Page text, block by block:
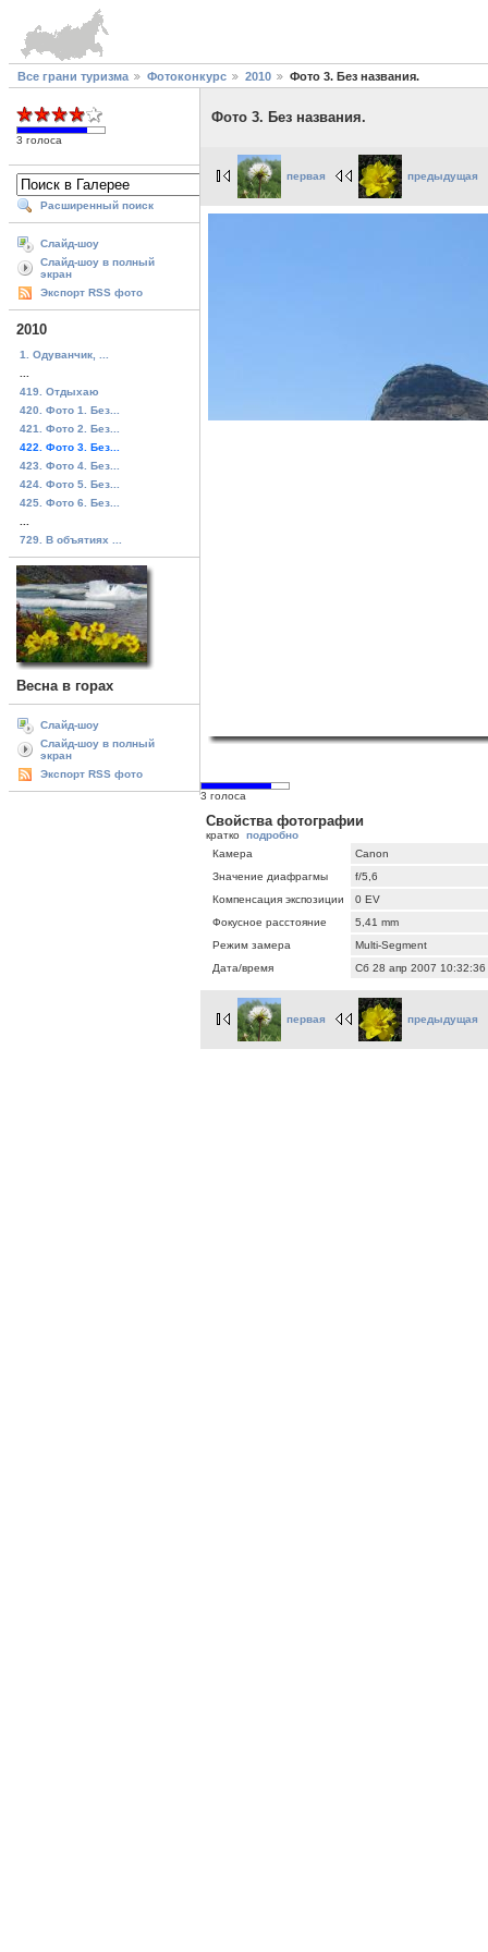
Все грани туризма Фотоконкурс 2010 Фото 3. Без названия.
3 голоса
Расширенный поиск
Слайд-шоу
Слайд-шоу в полный
экран
Экспорт RSS фото
2010
1. Одуванчик, ...
419. Отдыхаю
420. Фото 1. Без...
421. Фото 2. Без...
422. Фото 3. Без...
423. Фото 4. Без...
424. Фото 5. Без...
425. Фото 6. Без...
729. В объятиях ...
Весна в горах
Слайд-шоу
Слайд-шоу в полный
экран
Экспорт RSS фото
Фото 3. Без названия.
первая предыдущая
3 голоса
Свойства фотографии
кратко подробно
Камера
Canon
Значение диафрагмы
f/5,6
Компенсация экспозиции
0 EV
Фокусное расстояние
5,41 mm
Режим замера
Multi-Segment
Дата/время
Сб 28 апр 2007 10:32:36
первая предыдущая